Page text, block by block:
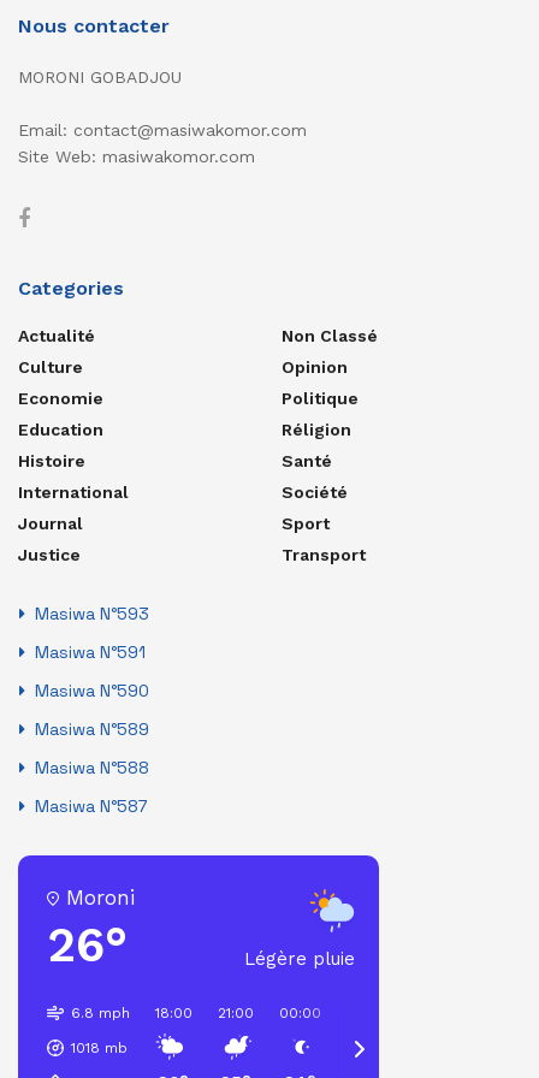
Nous contacter
MORONI GOBADJOU
Email: contact@masiwakomor.com
Site Web: masiwakomor.com
Categories
Actualité
Culture
Economie
Education
Histoire
International
Journal
Justice
Non Classé
Opinion
Politique
Réligion
Santé
Société
Sport
Transport
Masiwa N°593
Masiwa N°591
Masiwa N°590
Masiwa N°589
Masiwa N°588
Masiwa N°587
Moroni
26° Légère pluie
6.8 mph
1018 mb
18:00 21:00 00:00